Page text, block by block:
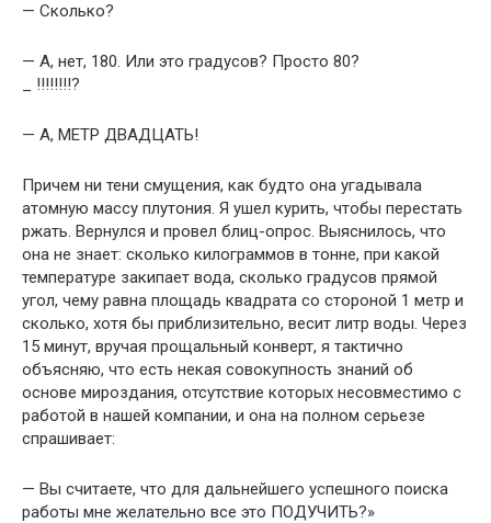
— Сколько?
— А, нет, 180. Или это градусов? Просто 80?
_ !!!!!!!!?
— А, МЕТР ДВАДЦАТЬ!
Причем ни тени смущения, как будто она угадывала
атомную массу плутония. Я ушел курить, чтобы перестать
ржать. Вернулся и провел блиц-опрос. Выяснилось, что
она не знает: сколько кило­граммов в тонне, при какой
температуре закипает вода, сколько градусов прямой
угол, чему равна площадь квадрата со стороной 1 метр и
сколько, хотя бы приблизительно, весит литр воды. Через
15 минут, вручая прощальный конверт, я тактично
объясняю, что есть некая совокупность знаний об
основе мироздания, отсутствие которых несовместимо с
работой в нашей компании, и она на пол­ном серьезе
спрашивает:
— Вы считаете, что для дальнейшего успешного поиска
работы мне желательно все это ПОДУЧИТЬ?»